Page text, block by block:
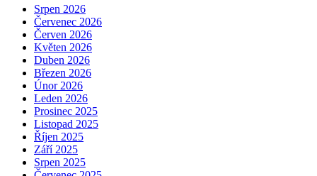
Srpen 2026
Červenec 2026
Červen 2026
Květen 2026
Duben 2026
Březen 2026
Únor 2026
Leden 2026
Prosinec 2025
Listopad 2025
Říjen 2025
Září 2025
Srpen 2025